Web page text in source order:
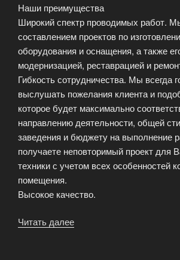
Наши преимущества
Широкий спектр проводимых работ.
составлением проектов по
оборудования и оснащения, а также
модернизацией, реставрацией и
Гибкость сотрудничества. Мы всегда
выслушать пожелания клиента и
которое будет максимально
направлению деятельности, общей
заведения и бюджету на выполнение
получаете неповторимый проект для
техники с учетом всех особенностей
помещения.
Высокое качество.
Читать далее